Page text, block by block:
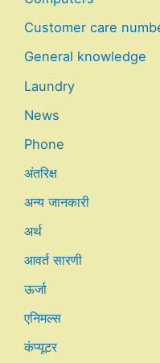
Customer care
General knowledge
Laundry
News
Phone
अंतरिक्ष
अन्य जानकारी
अर्थ
आवर्त सारणी
ऊर्जा
एनिमल्स
कंप्यूटर